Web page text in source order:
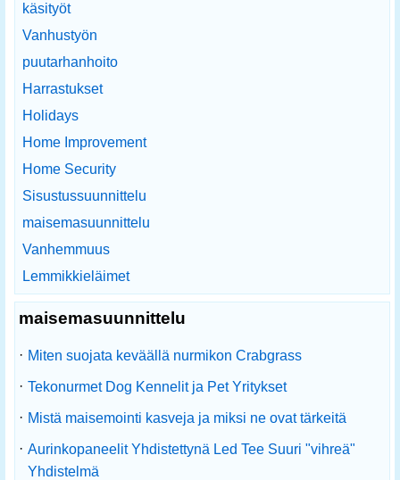
käsityöt
Vanhustyön
puutarhanhoito
Harrastukset
Holidays
Home Improvement
Home Security
Sisustussuunnittelu
maisemasuunnittelu
Vanhemmuus
Lemmikkieläimet
maisemasuunnittelu
· Miten suojata keväällä nurmikon Crabgrass
· Tekonurmet Dog Kennelit ja Pet Yritykset
· Mistä maisemointi kasveja ja miksi ne ovat tärkeitä
· Aurinkopaneelit Yhdistettynä Led Tee Suuri "vihreä"
Yhdistelmä